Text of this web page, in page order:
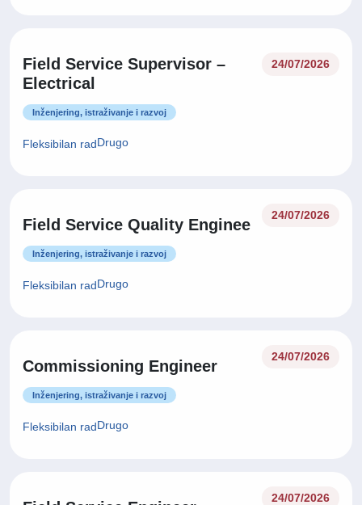
Field Service Supervisor –
Electrical
24/07/2026
Inženjering, istraživanje i razvoj
Fleksibilan radDrugo
Field Service Quality Enginee
24/07/2026
Inženjering, istraživanje i razvoj
Fleksibilan radDrugo
Commissioning Engineer
24/07/2026
Inženjering, istraživanje i razvoj
Fleksibilan radDrugo
24/07/2026